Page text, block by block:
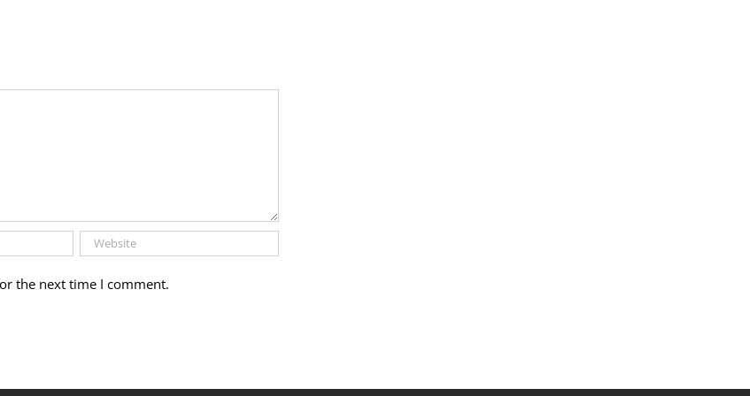
the next time I comment.